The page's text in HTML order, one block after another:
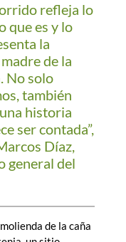
refleja lo
que es y lo
la
de la
No solo
también
historia
ser contada”,
Díaz,
general del
de la caña